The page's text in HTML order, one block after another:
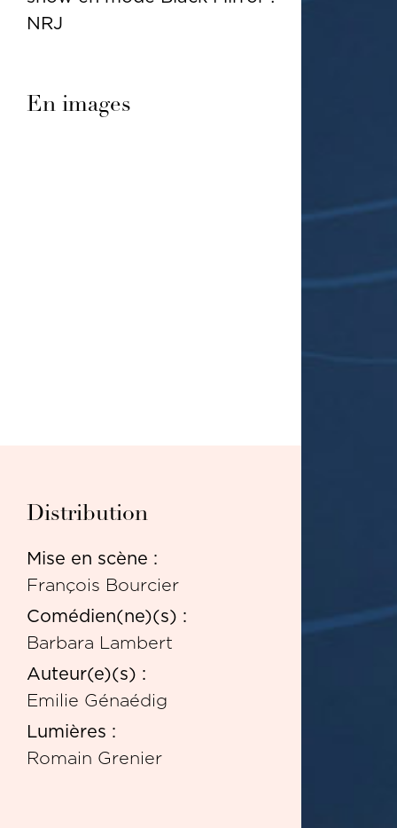
NRJ
En images
Distribution
Mise en scène :
François Bourcier
Comédien(ne)(s) :
Barbara Lambert
Auteur(e)(s) :
Emilie Génaédig
Lumières :
Romain Grenier